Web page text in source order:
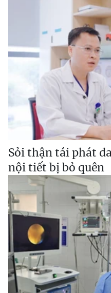
Sỏi thận tái phát
nội tiết bị bỏ quên